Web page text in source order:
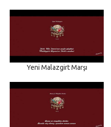
Yeni Malazgirt Marşı